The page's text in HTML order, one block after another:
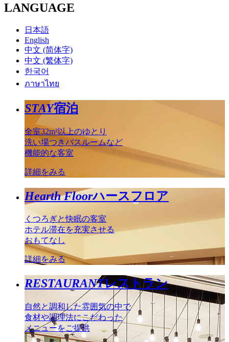
LANGUAGE
日本語
English
中文 (简体字)
中文 (繁体字)
한국어
ภาษาไทย
STAY宿泊
全室32m²以上のゆとり
洗い場つきバスルームなど
機能的な客室
詳細をみる
Hearth Floorハースフロア
くつろぎと快眠の客室
ホテル滞在を充実させる
おもてなし
詳細をみる
RESTAURANTレストラン
自然と調和した雰囲気の中で
食材や調理法にこだわった
メニューをご提供